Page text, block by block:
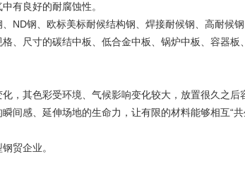
有良好的耐腐蚀性。
ND钢、欧标美标耐候结构钢、焊接耐候钢、高耐候
、尺寸的碳结中板、低合金中板、锅炉中板、容器板
，其色彩受环境、气候影响变化较大，放置很久之后
间感、延伸场地的生命力，让有限的材料能够相互“共
贸企业。